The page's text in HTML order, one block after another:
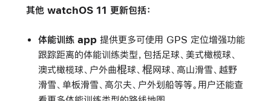
其他 watchOS 11 更新包括：
体能训练 app提供更多可使用 GPS 定位增强功能
跟踪距离的体能训练类型，包括足球、美式橄榄球、
澳式橄榄球、户外曲棍球、棍网球、高山滑雪、越野
滑雪、单板滑雪、高尔夫、户外划船等等。用户还能查